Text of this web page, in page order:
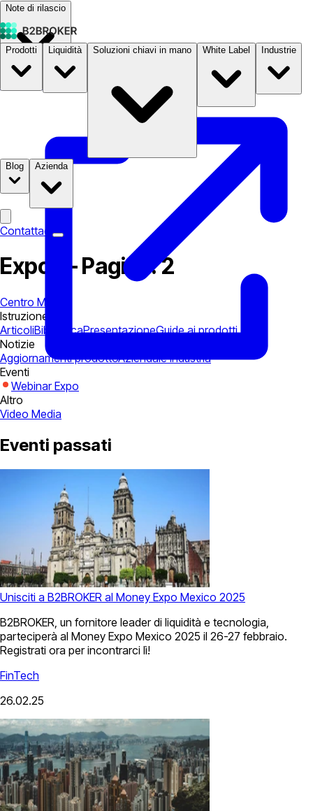
Note di rilascio
PrezziB2STORE
Prodotti Liquidità Soluzioni chiavi in mano White Label Industrie
Blog Azienda
Contattaci
Expo — Pagina: 2
Centro Media
Istruzione
ArticoliBibliotecaPresentazioneGuide ai prodotti
Notizie
Aggiornamenti prodottoAziendaleIndustria
Eventi
WebinarExpo
Altro
Video Media
Eventi passati
Unisciti a B2BROKER al Money Expo Mexico 2025
B2BROKER, un fornitore leader di liquidità e tecnologia,
parteciperà al Money Expo Mexico 2025 il 26-27 febbraio.
Registrati ora per incontrarci lì!
FinTech
26.02.25